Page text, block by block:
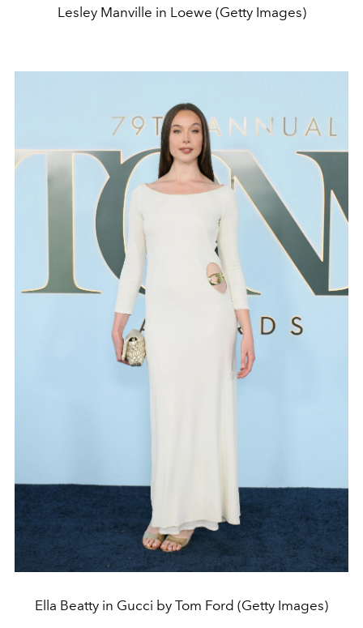
Lesley Manville in Loewe (Getty Images)
Ella Beatty in Gucci by Tom Ford (Getty Images)